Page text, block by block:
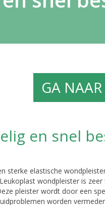
GA
en snel
sterke elastische
wondpleister is
pleister wordt door een
worden